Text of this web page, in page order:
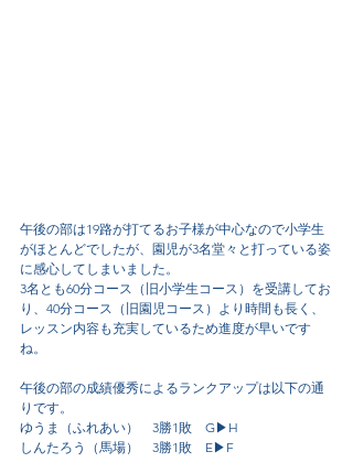
午後の部は19路が打てるお子様が中心なので小学生
がほとんどでしたが、園児が3名堂々と打っている姿
に感心してしまいました。
3名とも60分コース（旧小学生コース）を受講してお
り、40分コース（旧園児コース）より時間も長く、
レッスン内容も充実しているため進度が早いです
ね。
午後の部の成績優秀によるランクアップは以下の通
りです。
ゆうま（ふれあい）　3勝1敗　G▶H
しんたろう（馬場）　3勝1敗　E▶F